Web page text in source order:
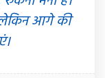
लेकिन आगे की